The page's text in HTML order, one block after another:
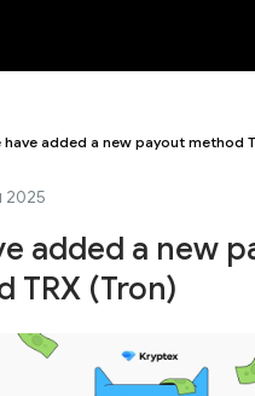
have added a new payout method
2025
added a new
TRX (Tron)